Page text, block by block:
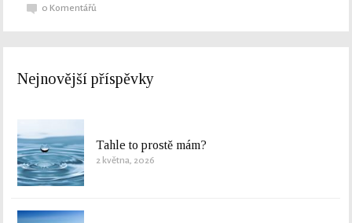
0 Komentářů
Nejnovější příspěvky
Tahle to prostě mám?
2 května, 2026